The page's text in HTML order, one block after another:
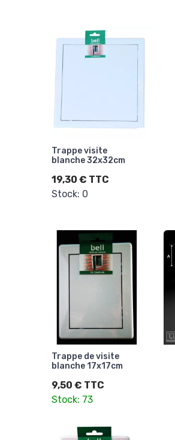
Trappe visite
blanche 32x32cm
19,30 € TTC
Stock: 0
Trappe de visite
blanche 17x17cm
9,50 € TTC
Stock: 73